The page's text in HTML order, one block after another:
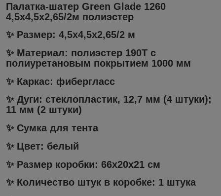
Палатка-шатер Green Glade 1260
4,5х4,5х2,65/2м полиэстер
✨ Размер: 4,5х4,5х2,65/2 м
✨ Материал: полиэстер 190T с
полиуретановым покрытием 1000 мм
✨ Каркас: фибергласс
✨ Дуги: стеклопластик, 12,7 мм (4 штуки);
11 мм (2 штуки)
✨ Сумка для тента
✨ Цвет: белый
✨ Размер коробки: 66х20х21 см
✨ Количество штук в коробке: 1 штука